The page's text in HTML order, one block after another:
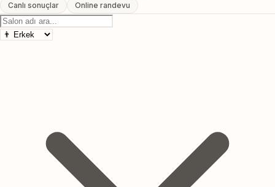
Canlı sonuçlar
Online randevu